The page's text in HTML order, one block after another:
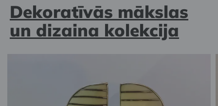
Dekoratīvās mākslas
un dizaina kolekcija